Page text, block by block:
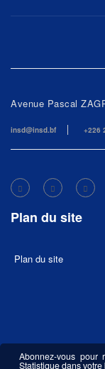
Avenue Pascal
insd@insd.bf +226
Plan du site
Plan du site
Abonnez-vous pour
Statistique dans